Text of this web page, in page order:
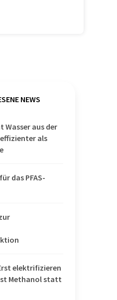
NEWS
Wasser aus der
als
das PFAS-
elektrifizieren
Methanol statt